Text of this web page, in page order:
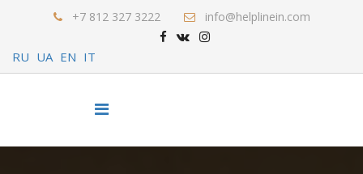
+7 812 327 3222 info@helplinein.com
RU UA EN IT